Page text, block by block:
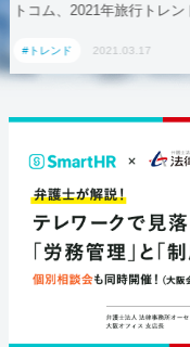
宿
#トレンド 2021.03.17